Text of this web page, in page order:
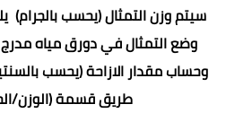
سيتم وزن التمثال (يحسب
وضع التمثال في دورق مياه
وحساب مقدار الازاحة (يحسب
طريق قسمة (الوزن/